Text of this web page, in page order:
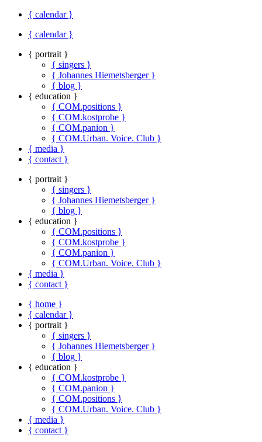
{ calendar }
{ calendar }
{ portrait }
{ singers }
{ Johannes Hiemetsberger }
{ blog }
{ education }
{ COM.positions }
{ COM.kostprobe }
{ COM.panion }
{ COM.Urban. Voice. Club }
{ media }
{ contact }
{ portrait }
{ singers }
{ Johannes Hiemetsberger }
{ blog }
{ education }
{ COM.positions }
{ COM.kostprobe }
{ COM.panion }
{ COM.Urban. Voice. Club }
{ media }
{ contact }
{ home }
{ calendar }
{ portrait }
{ singers }
{ Johannes Hiemetsberger }
{ blog }
{ education }
{ COM.kostprobe }
{ COM.panion }
{ COM.positions }
{ COM.Urban. Voice. Club }
{ media }
{ contact }